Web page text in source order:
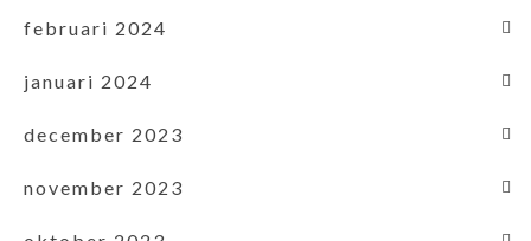
februari 2024
januari 2024
december 2023
november 2023